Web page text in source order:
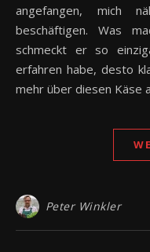
angefangen, mich
beschäftigen. Was
schmeckt er so
erfahren habe, desto
mehr über diesen Käse
Peter Winkler